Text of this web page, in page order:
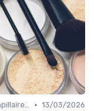
Soins Capillaires Bio • 13/03/2026